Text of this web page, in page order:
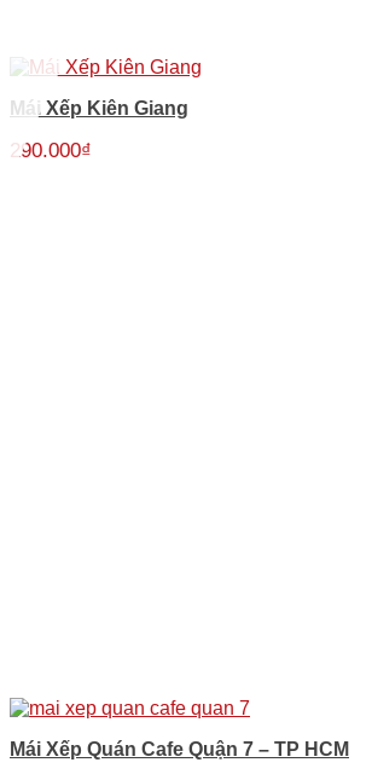
Mái Xếp Kiên Giang
290.000₫
Mái Xếp Quán Cafe Quận 7 – TP HCM